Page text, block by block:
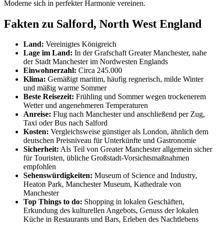
Moderne sich in perfekter Harmonie vereinen.
Fakten zu Salford, North West England
Land: Vereinigtes Königreich
Lage im Land: In der Grafschaft Greater Manchester, nahe
der Stadt Manchester im Nordwesten Englands
Einwohnerzahl: Circa 245.000
Klima: Gemäßigt maritim, häufig regnerisch, milde Winter
und mäßig warme Sommer
Beste Reisezeit: Frühling und Sommer wegen trockenerem
Wetter und angenehmeren Temperaturen
Anreise: Flug nach Manchester und anschließend per Zug,
Taxi oder Bus nach Salford
Kosten: Vergleichsweise günstiger als London, ähnlich dem
deutschen Preisniveau für Unterkünfte und Gastronomie
Sicherheit: Als Teil von Greater Manchester allgemein sicher
für Touristen, übliche Großstadt-Vorsichtsmaßnahmen
empfohlen
Sehenswürdigkeiten: Museum of Science and Industry,
Heaton Park, Manchester Museum, Kathedrale von
Manchester
Top Things to do: Shopping in lokalen Geschäften,
Erkundung des kulturellen Angebots, Genuss der lokalen
Küche in Restaurants und Bars, Erleben des Nachtlebens